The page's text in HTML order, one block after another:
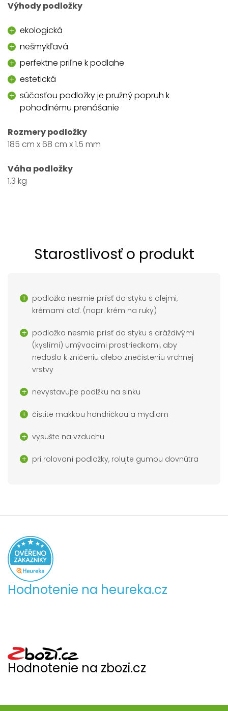
Výhody podložky
ekologická
nešmykľavá
perfektne priľne k podlahe
estetická
súčasťou podložky je pružný popruh k
pohodlnému prenášanie
Rozmery podložky
185 cm x 68 cm x 1.5 mm
Váha podložky
1.3 kg
Starostlivosť o produkt
podložka nesmie prísť do styku s olejmi,
krémami atď. (napr. krém na ruky)
podložka nesmie prísť do styku s dráždivými
(kyslími) umývacími prostriedkami, aby
nedošlo k zničeniu alebo znečisteniu vrchnej
vrstvy
nevystavujte podlžku na slnku
čistite mäkkou handričkou a mydlom
vysušte na vzduchu
pri rolovaní podložky, rolujte gumou dovnútra
Hodnotenie na heureka.cz
Hodnotenie na zbozi.cz